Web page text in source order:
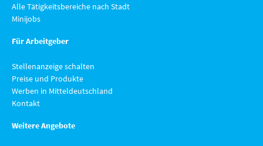
Alle Tätigkeitsbereiche nach Stadt
Minijobs
Für Arbeitgeber
Stellenanzeige schalten
Preise und Produkte
Werben in Mitteldeutschland
Kontakt
Weitere Angebote